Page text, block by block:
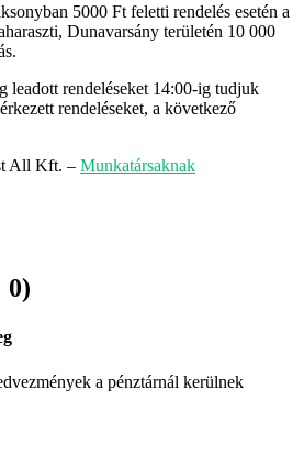
5000 Ft feletti rendelés esetén a
Dunavarsány területén 10 000
leadott rendeléseket 14:00-ig tudjuk
rendeléseket, a következő
All Kft. – Munkatársaknak
0)
a pénztárnál kerülnek